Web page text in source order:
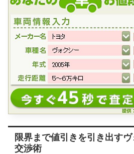
限界まで値引きを引き出す
交渉術